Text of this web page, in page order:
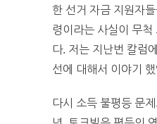
한 선거 자금 지원자
령이라는 사실이 무척
다. 저는 지난번 칼럼
선에 대해서 이야기
다시 소득 불평등 문